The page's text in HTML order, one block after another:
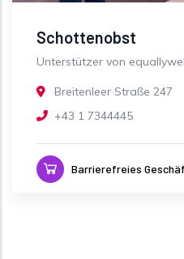
Schottenobst
Unterstützer von
Breitenleer Straße 247
+43 1 7344445
Barrierefreies